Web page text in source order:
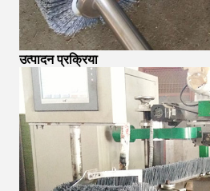
उत्पादन प्रक्रिया